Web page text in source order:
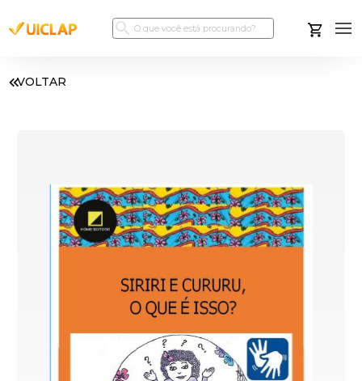
VOLTAR